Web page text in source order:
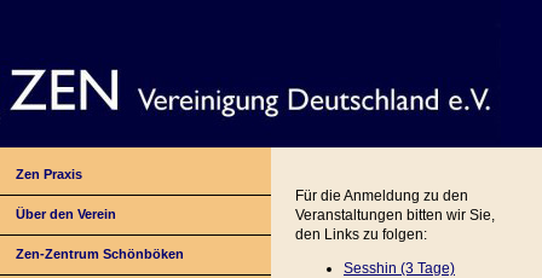
Zen Praxis
Über den Verein
Zen-Zentrum Schönböken
Für die Anmeldung zu den
Veranstaltungen bitten wir Sie,
den Links zu folgen:
Sesshin (3 Tage)